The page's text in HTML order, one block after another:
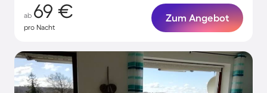
ab 69 €
pro Nacht
Zum Angebot